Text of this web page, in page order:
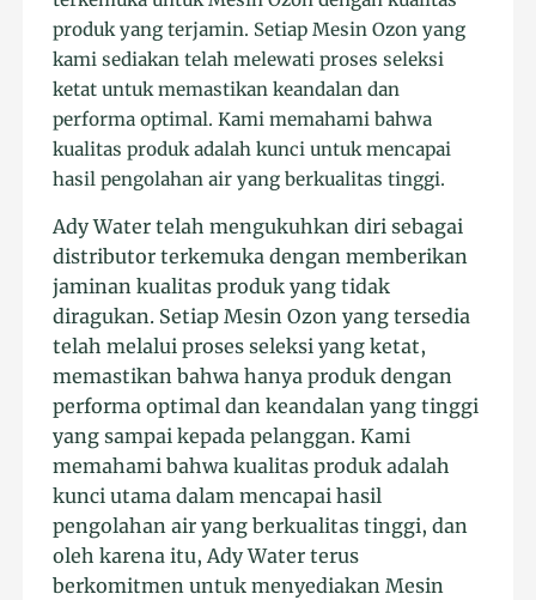
produk yang terjamin. Setiap Mesin Ozon yang
kami sediakan telah melewati proses seleksi
ketat untuk memastikan keandalan dan
performa optimal. Kami memahami bahwa
kualitas produk adalah kunci untuk mencapai
hasil pengolahan air yang berkualitas tinggi.
Ady Water telah mengukuhkan diri sebagai
distributor terkemuka dengan memberikan
jaminan kualitas produk yang tidak
diragukan. Setiap Mesin Ozon yang tersedia
telah melalui proses seleksi yang ketat,
memastikan bahwa hanya produk dengan
performa optimal dan keandalan yang tinggi
yang sampai kepada pelanggan. Kami
memahami bahwa kualitas produk adalah
kunci utama dalam mencapai hasil
pengolahan air yang berkualitas tinggi, dan
oleh karena itu, Ady Water terus
berkomitmen untuk menyediakan Mesin